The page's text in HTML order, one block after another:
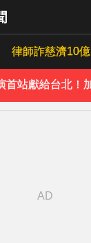
律師詐慈濟10億